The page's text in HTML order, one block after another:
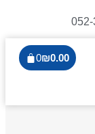
₪0.00
0